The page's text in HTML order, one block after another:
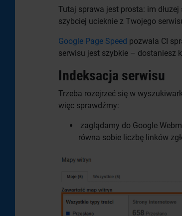
Tutaj sprawa jest prosta: im
szybciej ucieknie z Twojego
Google Page Speed pozwala CI
serwisu jest szybkie – dostaniesz
Indeksacja serwisu
Trzeba rozejrzeć się w
więc sprawdźmy:
zaglądamy do Google
równa sobie liczbę linków